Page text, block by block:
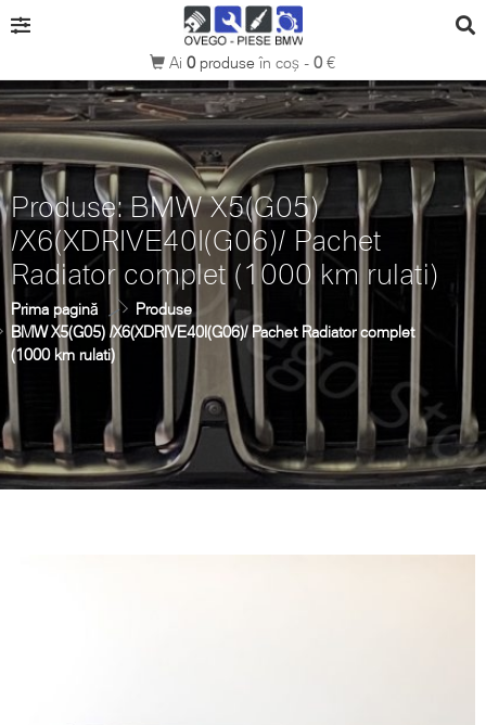
Ai 0produseîn coș - 0€
Produse: BMW X5(G05)
/X6(XDRIVE40I(G06)/ Pachet
Radiator complet (1000 km rulati)
Prima pagină
Produse
BMW X5(G05) /X6(XDRIVE40I(G06)/ Pachet Radiator complet
(1000 km rulati)